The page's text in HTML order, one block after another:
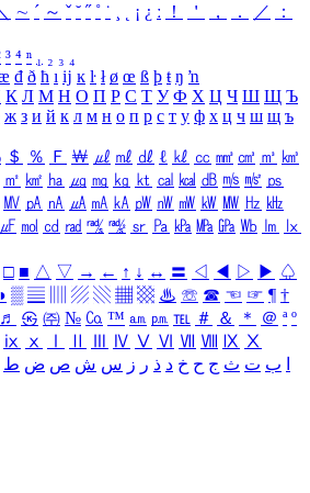
∼ ´ ～ ˇ ˘ ˝ ˚ ˙ ¸ ¡ ¿ ː ！ ＇ ， ． ／
：
³ ⁴ ⁿ ₁ ₂ ₃ ₄
đ ð ħ ı ĳ ĸ ŀ ł ø œ ß þ ŧ ŋ ŉ
К Л М Н О П Р С Т У Ф Х Ц Ч Ш Щ Ъ
ж з и й к л м н о п р с т у ф х ц ч ш щ ъ
＄ ％ Ｆ ￦ ㎕ ㎖ ㎗ ℓ ㎘ ㏄ ㎣ ㎤ ㎥ ㎦
㎡ ㎢ ㏊ ㎍ ㎎ ㎏ ㏏ ㎈ ㎉ ㏈ ㎧ ㎨ ㎰
㎹ ㎀ ㎁ ㎂ ㎃ ㎄ ㎺ ㎻ ㎽ ㎾ ㎿ ㎐ ㎑
㎌ ㏖ ㏅ ㎭ ㎮ ㎯ ㏛ ㎩ ㎪ ㎫ ㎬ ㏝ ㏐
㏓
□ ■ △ ▽ → ← ↑ ↓ ↔ 〓 ◁ ◀ ▷ ▶ ♤
◑ ▒ ▤ ▨ ▧ ▦ ▩ ♨ ☏ ☎ ☜ ☞ ¶ †
♬ ㉿ ㈜ № ㏇ ™ ㏂ ㏘ ℡ ＃ ＆ ＊ ＠ ª º
ⅸ ⅹ Ⅳ Ⅴ Ⅵ Ⅶ Ⅷ Ⅸ Ⅹ
ب ت ث ج ح خ د ذ ر ز س ش ص ض ط